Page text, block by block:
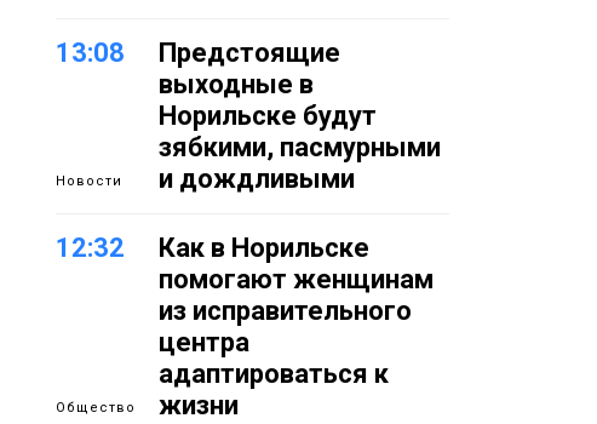
13:08
Новости
Предстоящие
выходные в
Норильске будут
зябкими, пасмурными
и дождливыми
12:32
Общество
Как в Норильске
помогают женщинам
из исправительного
центра
адаптироваться к
жизни